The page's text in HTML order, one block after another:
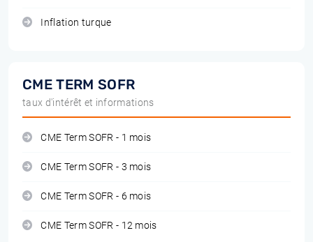
Inflation turque
CME TERM SOFR
taux d'intérêt et informations
CME Term SOFR - 1 mois
CME Term SOFR - 3 mois
CME Term SOFR - 6 mois
CME Term SOFR - 12 mois